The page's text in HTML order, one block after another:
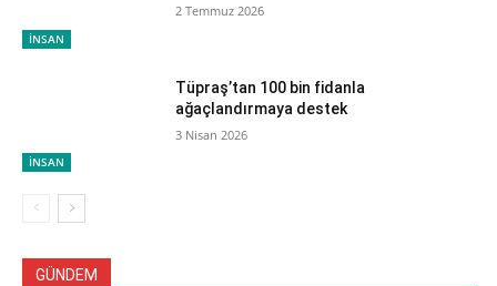
İNSAN
2 Temmuz 2026
İNSAN
Tüpraş’tan 100 bin fidanla
ağaçlandırmaya destek
3 Nisan 2026
GÜNDEM